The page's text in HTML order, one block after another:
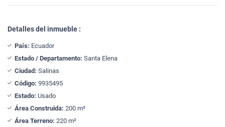
Detalles del inmueble :
País: Ecuador
Estado / Departamento: Santa Elena
Ciudad: Salinas
Código: 9935495
Estado: Usado
Área Construida: 200 m²
Área Terreno: 220 m²